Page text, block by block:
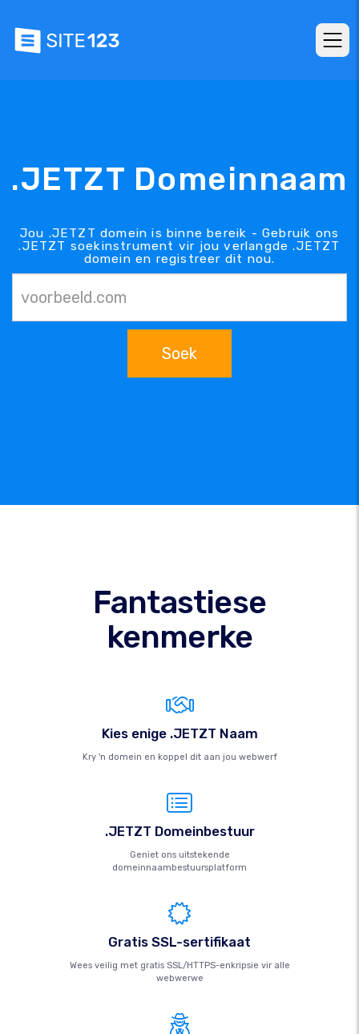
.JETZT Domeinnaam
Jou .JETZT domein is binne bereik - Gebruik ons
.JETZT soekinstrument vir jou verlangde .JETZT
domein en registreer dit nou.
Soek
Fantastiese
kenmerke
Kies enige .JETZT Naam
Kry 'n domein en koppel dit aan jou webwerf
.JETZT Domeinbestuur
Geniet ons uitstekende
domeinnaambestuursplatform
Gratis SSL-sertifikaat
Wees veilig met gratis SSL/HTTPS-enkripsie vir alle
webwerwe